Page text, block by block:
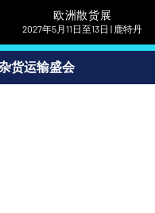
欧洲散货展
2027年5月11日至13日 | 鹿特丹
货运输盛会